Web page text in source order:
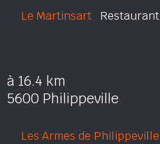
Le Martinsart Restaurant
à 16.4 km
5600 Philippeville
Les Armes de Philippeville